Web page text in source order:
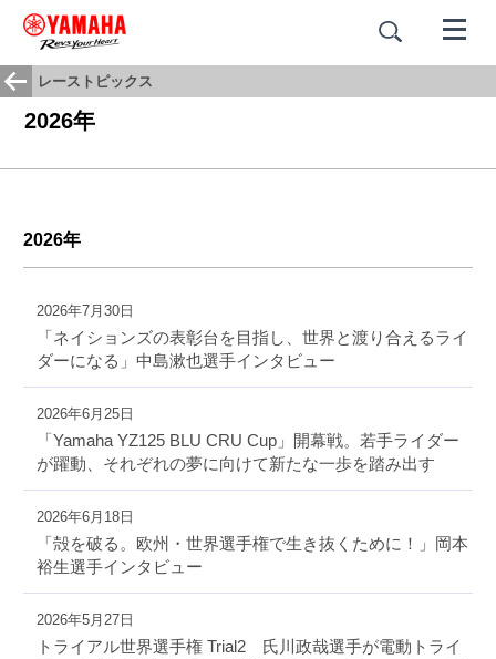
レーストピックス
2026年
2026年
2026年7月30日
「ネイションズの表彰台を目指し、世界と渡り合えるライ
ダーになる」中島漱也選手インタビュー
2026年6月25日
「Yamaha YZ125 BLU CRU Cup」開幕戦。若手ライダー
が躍動、それぞれの夢に向けて新たな一歩を踏み出す
2026年6月18日
「殻を破る。欧州・世界選手権で生き抜くために！」岡本
裕生選手インタビュー
2026年5月27日
トライアル世界選手権 Trial2 氏川政哉選手が電動トライ